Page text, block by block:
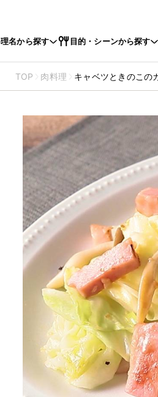
名から探す 目的・シーンから探す
TOP 肉料理 キャベツときのこの